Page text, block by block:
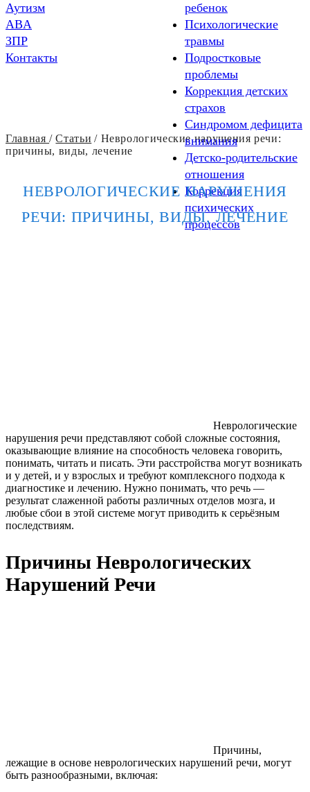
ребенок
Психологические
травмы
Подростковые
проблемы
Коррекция детских
страхов
Синдромом дефицита
внимания
Детско-родительские
отношения
Коррекция
психических
процессов
Аутизм
ABA
ЗПР
Контакты
Главная/Статьи / Неврологические нарушения речи:
причины, виды, лечение
НЕВРОЛОГИЧЕСКИЕ НАРУШЕНИЯ
РЕЧИ: ПРИЧИНЫ, ВИДЫ, ЛЕЧЕНИЕ
Неврологические
нарушения речи представляют собой сложные состояния,
оказывающие влияние на способность человека говорить,
понимать, читать и писать. Эти расстройства могут возникать
и у детей, и у взрослых и требуют комплексного подхода к
диагностике и лечению. Нужно понимать, что речь —
результат слаженной работы различных отделов мозга, и
любые сбои в этой системе могут приводить к серьёзным
последствиям.
Причины Неврологических
Нарушений Речи
Причины,
лежащие в основе неврологических нарушений речи, могут
быть разнообразными, включая: